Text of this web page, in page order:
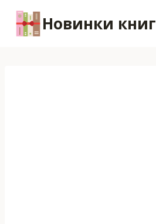
содержимому
Новинки книг